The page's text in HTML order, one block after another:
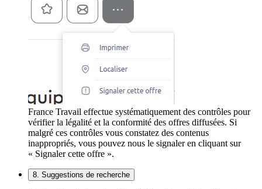
France Travail effectue systématiquement des contrôles pour
vérifier la légalité et la conformité des offres diffusées. Si
malgré ces contrôles vous constatez des contenus
inappropriés, vous pouvez nous le signaler en cliquant sur
« Signaler cette offre ».
8. Suggestions de recherche